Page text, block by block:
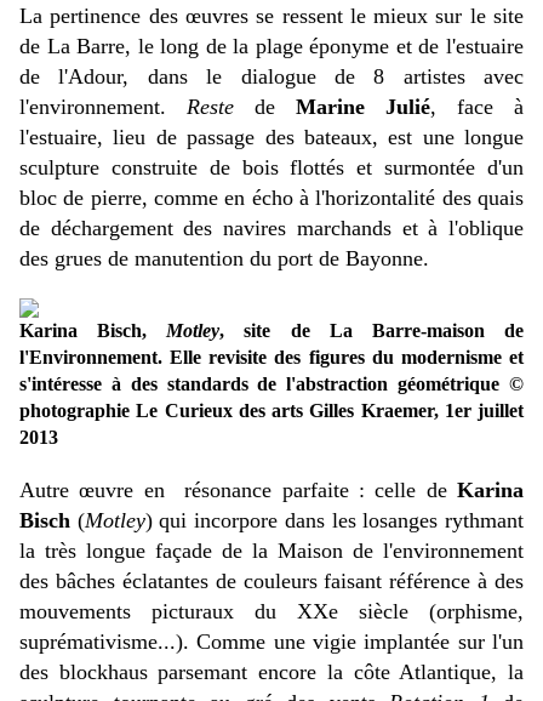
La pertinence des œuvres se ressent le mieux sur le site
de La Barre, le long de la plage éponyme et de l'estuaire
de l'Adour, dans le dialogue de 8 artistes avec
l'environnement. Reste de Marine Julié, face à
l'estuaire, lieu de passage des bateaux, est une longue
sculpture construite de bois flottés et surmontée d'un
bloc de pierre, comme en écho à l'horizontalité des quais
de déchargement des navires marchands et à l'oblique
des grues de manutention du port de Bayonne.
Karina Bisch, Motley, site de La Barre-maison de
l'Environnement. Elle revisite des figures du modernisme et
s'intéresse à des standards de l'abstraction géométrique ©
photographie Le Curieux des arts Gilles Kraemer, 1er juillet
2013
Autre œuvre en résonance parfaite : celle de Karina
Bisch (Motley) qui incorpore dans les losanges rythmant
la très longue façade de la Maison de l'environnement
des bâches éclatantes de couleurs faisant référence à des
mouvements picturaux du XXe siècle (orphisme,
suprémativisme...). Comme une vigie implantée sur l'un
des blockhaus parsemant encore la côte Atlantique, la